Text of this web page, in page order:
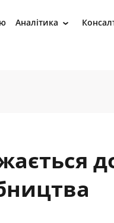
Аналітика ›